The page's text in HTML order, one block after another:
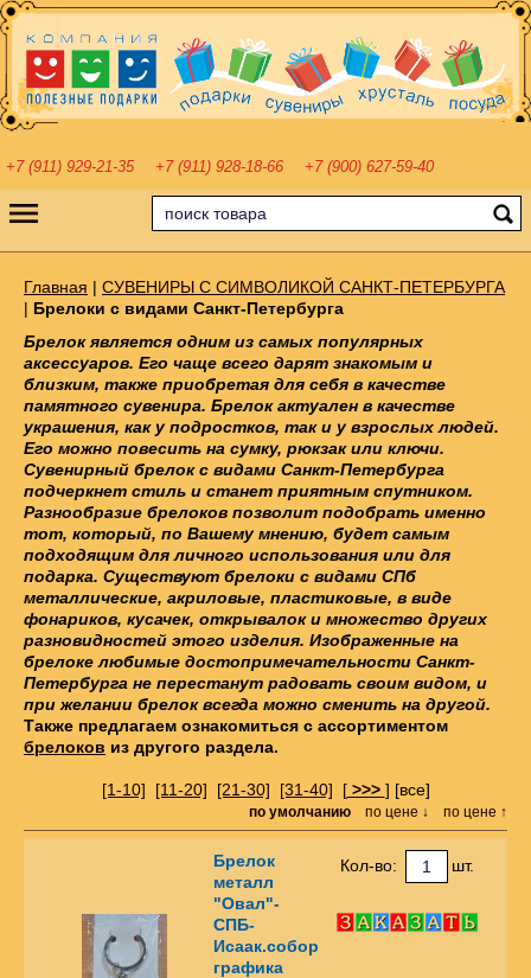
+7 (911) 929-21-35 +7 (911) 928-18-66 +7 (900) 627-59-40
Главная | СУВЕНИРЫ С СИМВОЛИКОЙ САНКТ-ПЕТЕРБУРГА
| Брелоки с видами Санкт-Петербурга
Брелок является одним из самых популярных
аксессуаров. Его чаще всего дарят знакомым и
близким, также приобретая для себя в качестве
памятного сувенира. Брелок актуален в качестве
украшения, как у подростков, так и у взрослых людей.
Его можно повесить на сумку, рюкзак или ключи.
Сувенирный брелок с видами Санкт-Петербурга
подчеркнет стиль и станет приятным спутником.
Разнообразие брелоков позволит подобрать именно
тот, который, по Вашему мнению, будет самым
подходящим для личного использования или для
подарка. Существуют брелоки с видами СПб
металлические, акриловые, пластиковые, в виде
фонариков, кусачек, открывалок и множество других
разновидностей этого изделия. Изображенные на
брелоке любимые достопримечательности Санкт-
Петербурга не перестанут радовать своим видом, и
при желании брелок всегда можно сменить на другой.
Также предлагаем ознакомиться с ассортиментом
брелоков из другого раздела.
[1-10] [11-20] [21-30] [31-40] [>>> ] [все]
по умолчанию по цене ↓ по цене ↑
Брелок
металл
"Овал"-
СПБ-
Исаак.собор
графика
Кол-во: шт.